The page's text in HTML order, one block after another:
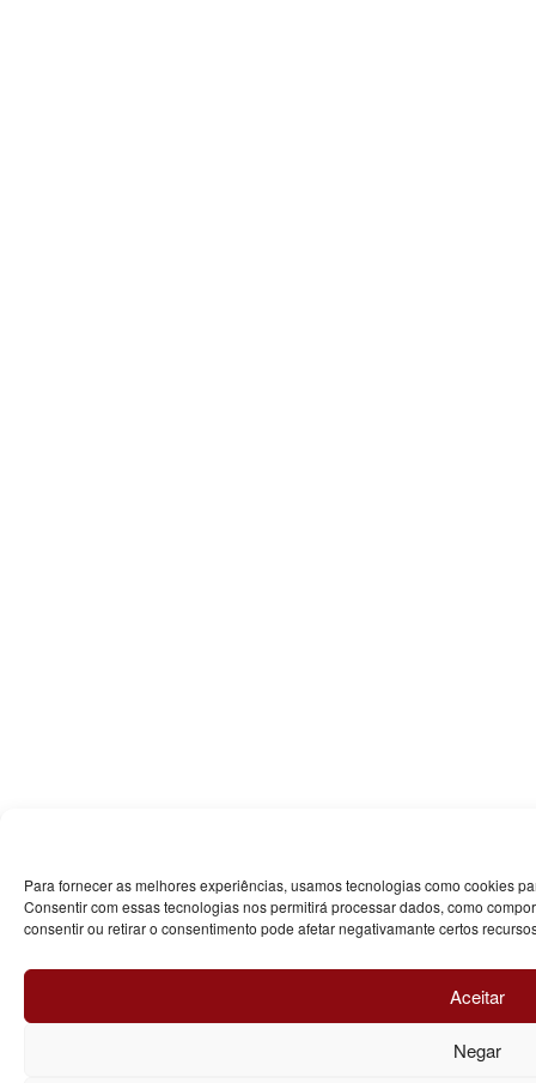
Para fornecer as melhores experiências, usamos tecnologias como cookies
Consentir com essas tecnologias nos permitirá processar dados, como
consentir ou retirar o consentimento pode afetar negativamante certos
Aceitar
Negar